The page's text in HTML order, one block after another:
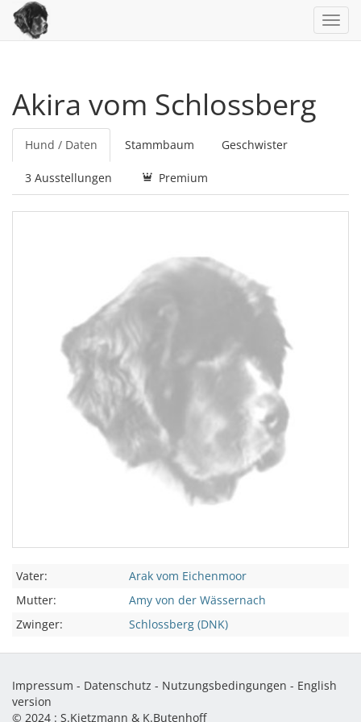
Akira vom Schlossberg
Hund / Daten Stammbaum Geschwister
3 Ausstellungen Premium
Vater:
Arak vom Eichenmoor
Mutter:
Amy von der Wässernach
Zwinger:
Schlossberg (DNK)
Impressum - Datenschutz - Nutzungsbedingungen - English
version
© 2024 : S.Kietzmann & K.Butenhoff